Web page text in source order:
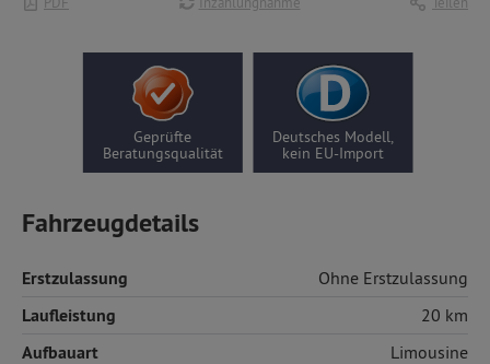
Geprüfte
Beratungsqualität
Deutsches Modell,
kein EU-Import
Fahrzeugdetails
Erstzulassung Ohne Erstzulassung
Laufleistung 20 km
Aufbauart Limousine